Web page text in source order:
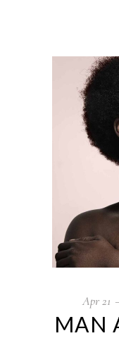
Apr 21
MAN